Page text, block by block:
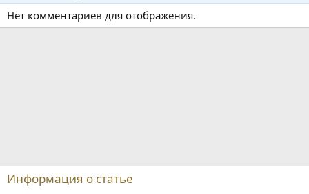
Нет комментариев для отображения.
Информация о статье